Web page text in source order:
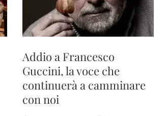
Addio a Francesco
Guccini, la voce che
continuerà a camminare
con noi